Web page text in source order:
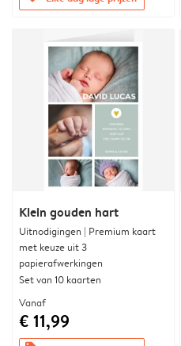
Klein gouden hart
Uitnodigingen | Premium kaart
met keuze uit 3
papierafwerkingen
Set van 10 kaarten
Vanaf
€ 11,99